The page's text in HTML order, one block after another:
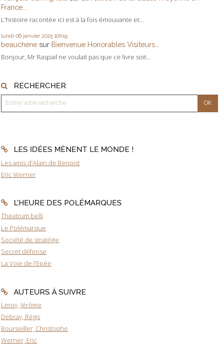
France...
L'histoire racontée ici est à la fois émouvante et...
lundi 06 janvier 2025 10h19
beauchene sur Bienvenue Honorables Visiteurs...
Bonjour, Mr Raspail ne voulait pas que ce livre soit...
RECHERCHER
LES IDÉES MÈNENT LE MONDE !
Les amis d'Alain de Benoist
Eric Werner
L'HEURE DES POLÉMARQUES
Theatrum belli
Le Polémarque
Société de stratégie
Secret défense
La Voie de l'Epée
AUTEURS À SUIVRE
Leroy, Jérôme
Debray, Régis
Bourseiller, Christophe
Werner, Eric